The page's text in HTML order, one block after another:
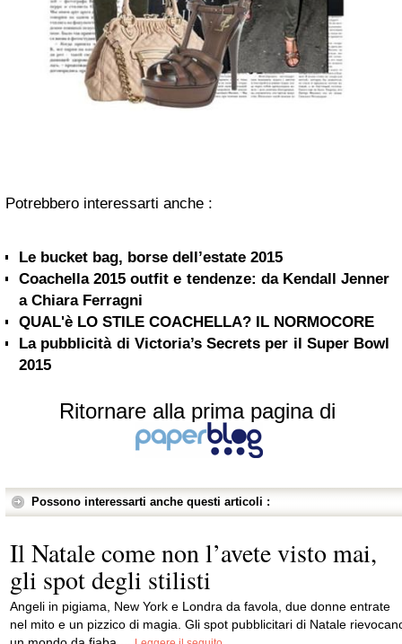
Potrebbero interessarti anche :
Le bucket bag, borse dell’estate 2015
Coachella 2015 outfit e tendenze: da Kendall Jenner
a Chiara Ferragni
QUAL'è LO STILE COACHELLA? IL NORMOCORE
La pubblicità di Victoria’s Secrets per il Super Bowl
2015
Ritornare alla prima pagina di
Possono interessarti anche questi articoli :
Il Natale come non l’avete visto mai,
gli spot degli stilisti
Angeli in pigiama, New York e Londra da favola, due donne entrate
nel mito e un pizzico di magia. Gli spot pubblicitari di Natale